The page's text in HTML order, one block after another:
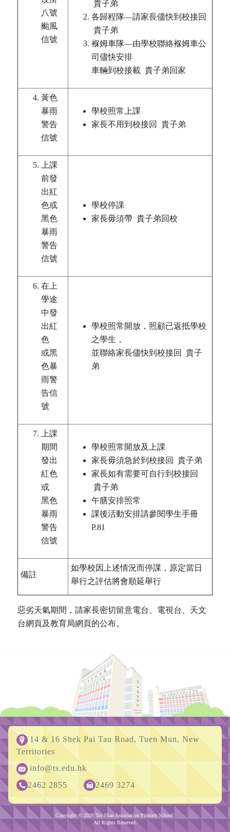
八號
颱風
信號
貴子弟
各歸程隊—請家長儘快到校接回
貴子弟
褓姆車隊—由學校聯絡褓姆車公
司儘快安排
車輛到校接載 貴子弟回家
黃色
暴雨
警告
信號
學校照常上課
家長不用到校接回 貴子弟
上課
前發
出紅
色或
黑色
暴雨
警告
信號
學校停課
家長毋須帶 貴子弟回校
在上
學途
中發
出紅
色
​或黑
色暴
雨警
告信
號
學校照常開放，照顧已返抵學校
之學生，
並聯絡家長儘快到校接回 貴子
弟
上課
期間
發出
紅色
或
黑色
暴雨
警告
信號
學校照常開放及上課
家長毋須急於到校接回 貴子弟
家長如有需要可自行到校接回
貴子弟
午膳安排照常
課後活動安排請參閱學生手冊
P.81
備註
如學校因上述情況而停課，原定當日
舉行之評估將會順延舉行
惡劣天氣期間，請家長密切留意電台、電視台、天文
台網頁及教育局網頁的公布。
14 & 16 Shek Pai Tau Road, Tuen Mun, New
Territories
info@ts.edu.hk
2462 2855
2469 3274
Copyright © 2026 Toi Shan Association Primary School.
All Rights Reserved.